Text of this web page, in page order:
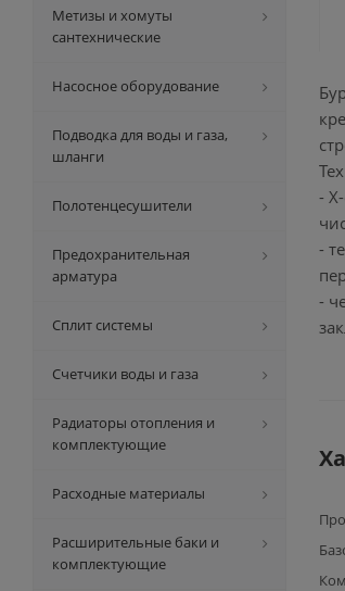
-
-
-
Метизы и хомуты
сантехнические
Насосное оборудование
Подводка для воды и газа,
шланги
Полотенцесушители
Предохранительная
арматура
Сплит системы
Счетчики воды и газа
Радиаторы отопления и
комплектующие
Расходные материалы
Расширительные баки и
комплектующие